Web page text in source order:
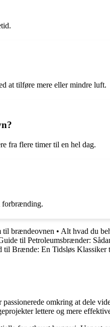
at tilføre mere eller mindre luft.
fra flere timer til en hel dag.
forbrænding.
til brændeovnen • Alt hvad du
til Petroleumsbrænder:
til Brænde: En Tidsløs Klassiker
omkring at dele
lettere og mere